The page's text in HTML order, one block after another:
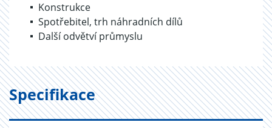
Konstrukce
Spotřebitel, trh náhradních dílů
Další odvětví průmyslu
Specifikace